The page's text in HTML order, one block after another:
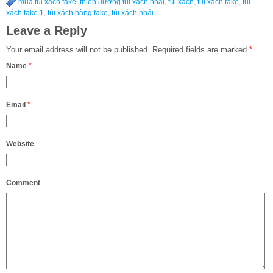
xách fake 1
túi xách hàng fake túi xách nhái
Leave a Reply
Your email address will not be published. Required fields are marked *
Name *
Email *
Website
Comment